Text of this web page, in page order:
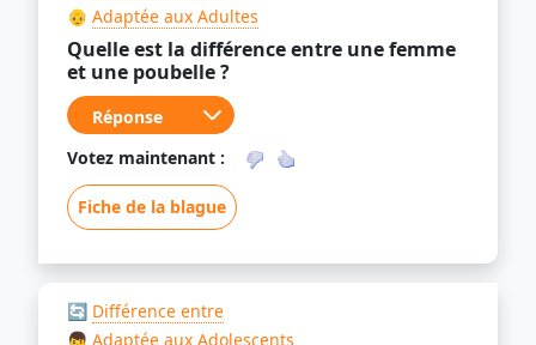
👴 Adaptée aux Adultes
Quelle est la différence entre une femme
et une poubelle ?
Votez maintenant :
Fiche de la blague
🔄 Différence entre
👦 Adaptée aux Adolescents